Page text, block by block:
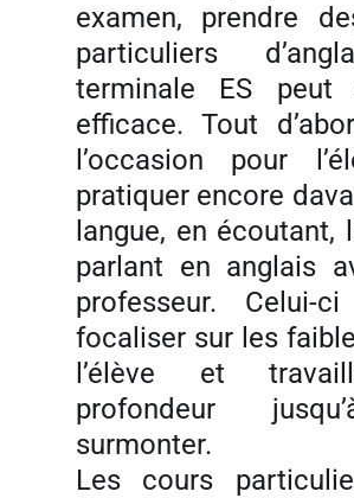
examen, prendre
particuliers
terminale ES peut
efficace. Tout
l’occasion pour
pratiquer encore
langue, en écoutant,
parlant en anglais
professeur. Celui-
focaliser sur les
l’élève et
profondeur
surmonter.
Les cours